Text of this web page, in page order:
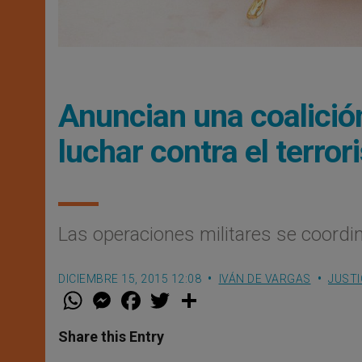
Anuncian una
luchar contra el
Las operaciones militares se
DICIEMBRE 15, 2015 12:08 IVÁN DE VARGAS
W
t
s
M
e
s
e
F
a
e
b
w
Share this Entry